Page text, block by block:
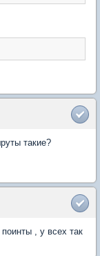
такие?
, у всех так